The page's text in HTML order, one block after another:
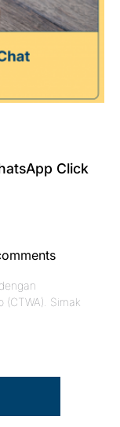
Click
Simak